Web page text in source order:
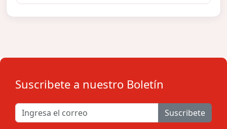
Suscribete a nuestro Boletín
Suscribete